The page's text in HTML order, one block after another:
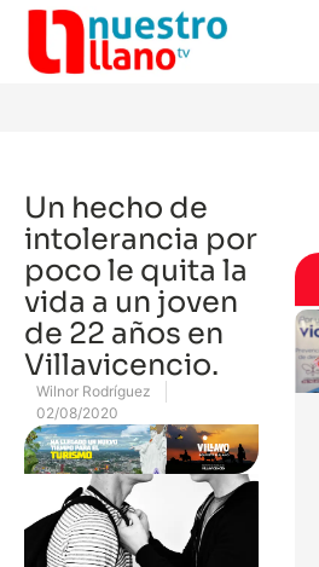
Un hecho de
intolerancia por
poco le quita la
vida a un joven
de 22 años en
Villavicencio.
Wilnor Rodríguez
02/08/2020